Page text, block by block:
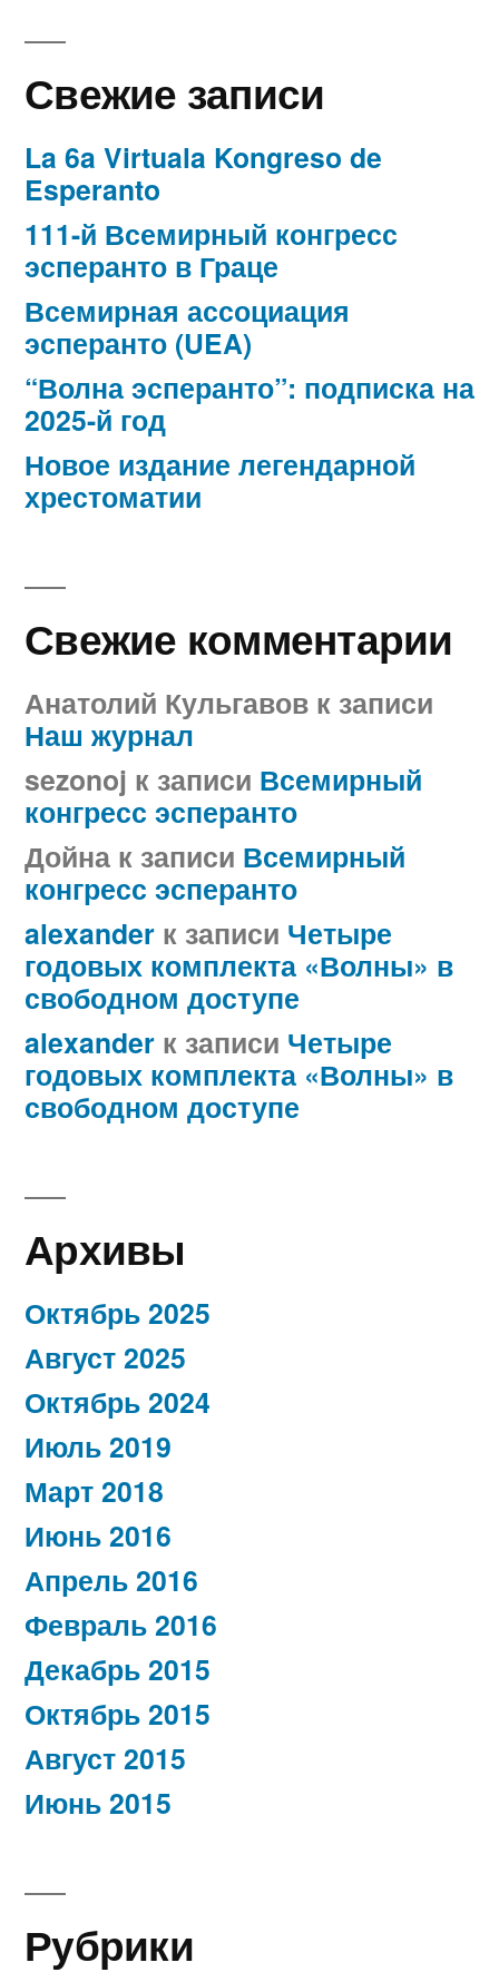
Свежие записи
La 6a Virtuala Kongreso de
Esperanto
111-й Всемирный конгресс
эсперанто в Граце
Всемирная ассоциация
эсперанто (UEA)
“Волна эсперанто”: подписка на
2025-й год
Новое издание легендарной
хрестоматии
Свежие комментарии
Анатолий Кульгавов к записи
Наш журнал
sezonoj к записи Всемирный
конгресс эсперанто
Дойна к записи Всемирный
конгресс эсперанто
alexander к записи Четыре
годовых комплекта «Волны» в
свободном доступе
alexander к записи Четыре
годовых комплекта «Волны» в
свободном доступе
Архивы
Октябрь 2025
Август 2025
Октябрь 2024
Июль 2019
Март 2018
Июнь 2016
Апрель 2016
Февраль 2016
Декабрь 2015
Октябрь 2015
Август 2015
Июнь 2015
Рубрики